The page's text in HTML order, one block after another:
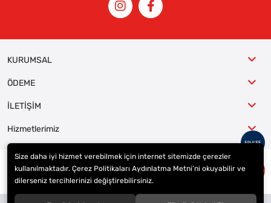
KURUMSAL
ÖDEME
İLETİŞİM
Hizmetlerimiz
© 2023ER-LAS Oto Jant ve Lastik - Yunus ULAŞ
Size daha iyi hizmet verebilmek için internet sitemizde çerezler
kullanılmaktadır. Çerez Politikaları Aydınlatma Metni’ni okuyabilir ve
dilerseniz tercihlerinizi değiştirebilirsiniz.